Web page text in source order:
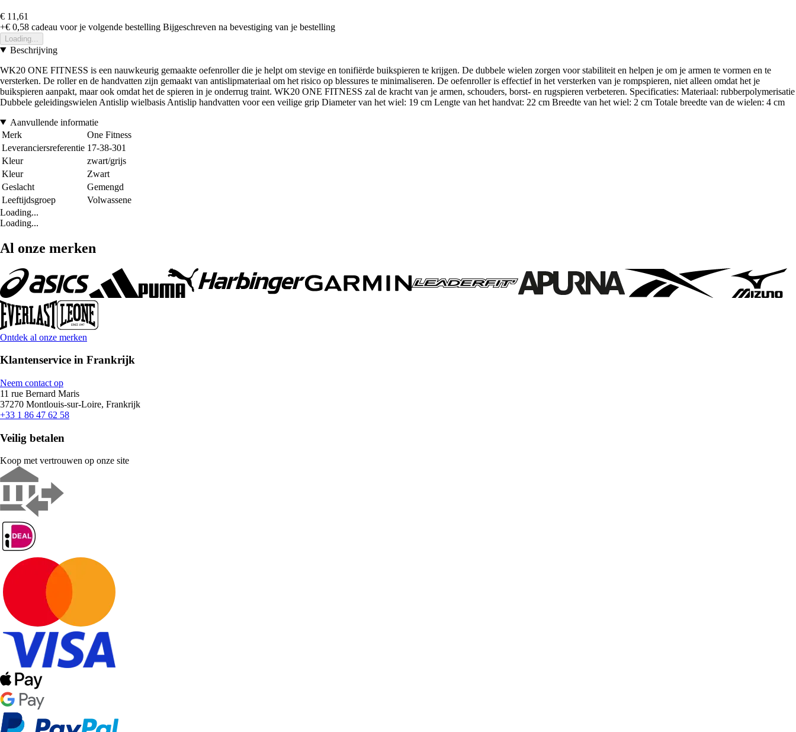
€ 11,61
+€ 0,58 cadeau voor je volgende bestelling Bijgeschreven na bevestiging van je bestelling
Loading...
Beschrijving
WK20 ONE FITNESS is een nauwkeurig gemaakte oefenroller die je helpt om stevige en tonifiërde buikspieren te krijgen. De dubbele wielen zorgen voor stabiliteit en helpen je om je armen te vormen en te
versterken. De roller en de handvatten zijn gemaakt van antislipmateriaal om het risico op blessures te minimaliseren. De oefenroller is effectief in het versterken van je rompspieren, niet alleen omdat het je
buikspieren aanpakt, maar ook omdat het de spieren in je onderrug traint. WK20 ONE FITNESS zal de kracht van je armen, schouders, borst- en rugspieren verbeteren. Specificaties: Materiaal: rubberpolymerisatie
Dubbele geleidingswielen Antislip wielbasis Antislip handvatten voor een veilige grip Diameter van het wiel: 19 cm Lengte van het handvat: 22 cm Breedte van het wiel: 2 cm Totale breedte van de wielen: 4 cm
Aanvullende informatie
Merk
One Fitness
Leveranciersreferentie 17-38-301
Kleur
zwart/grijs
Kleur
Zwart
Geslacht
Gemengd
Leeftijdsgroep
Volwassene
Loading...
Loading...
Al onze merken
Ontdek al onze merken
Klantenservice in Frankrijk
Neem contact op
11 rue Bernard Maris
37270 Montlouis-sur-Loire, Frankrijk
+33 1 86 47 62 58
Veilig betalen
Koop met vertrouwen op onze site